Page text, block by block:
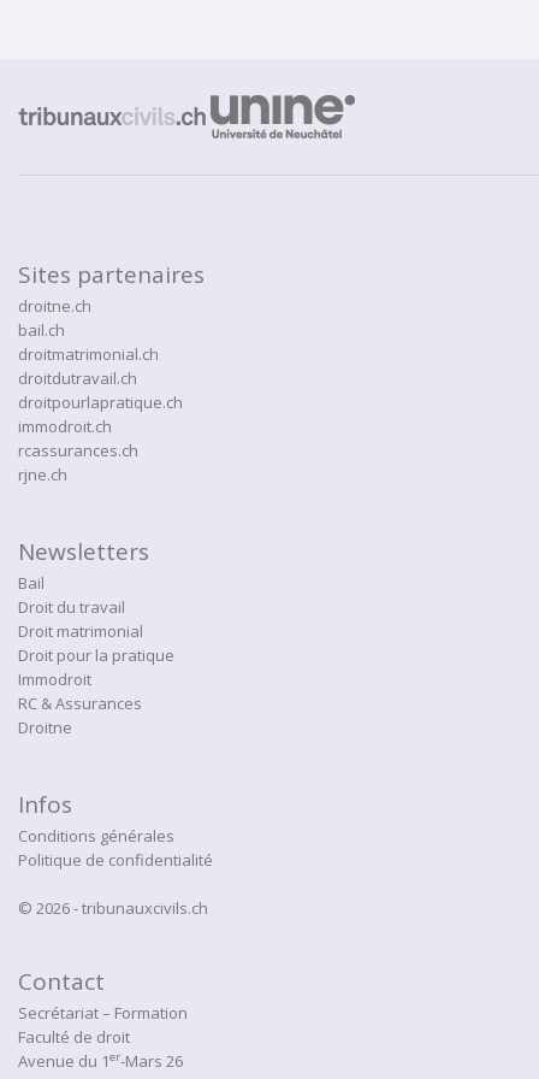
Sites partenaires
droitne.ch
bail.ch
droitmatrimonial.ch
droitdutravail.ch
droitpourlapratique.ch
immodroit.ch
rcassurances.ch
rjne.ch
Newsletters
Bail
Droit du travail
Droit matrimonial
Droit pour la pratique
Immodroit
RC & Assurances
Droitne
Infos
Conditions générales
Politique de confidentialité
© 2026 - tribunauxcivils.ch
Contact
Secrétariat – Formation
Faculté de droit
Avenue du 1er-Mars 26